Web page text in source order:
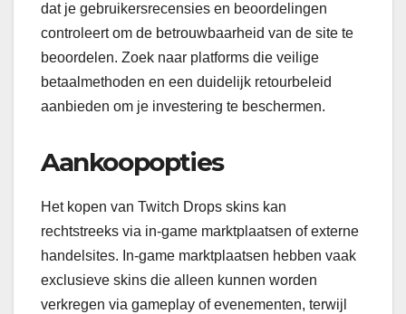
dat je gebruikersrecensies en beoordelingen
controleert om de betrouwbaarheid van de site te
beoordelen. Zoek naar platforms die veilige
betaalmethoden en een duidelijk retourbeleid
aanbieden om je investering te beschermen.
Aankoopopties
Het kopen van Twitch Drops skins kan
rechtstreeks via in-game marktplaatsen of externe
handelsites. In-game marktplaatsen hebben vaak
exclusieve skins die alleen kunnen worden
verkregen via gameplay of evenementen, terwijl